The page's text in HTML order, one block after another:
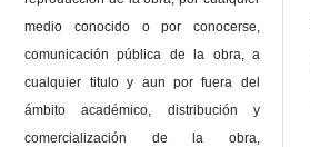
medio conocido o por conocerse,
comunicación pública de la obra, a
cualquier titulo y aun por fuera del
ámbito académico, distribución y
comercialización de la obra,